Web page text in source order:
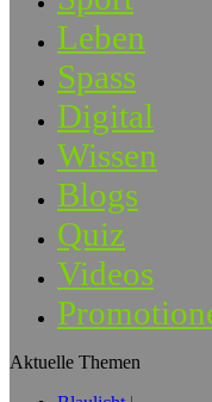
Leben
Spass
Digital
Wissen
Blogs
Quiz
Videos
Aktuelle Themen